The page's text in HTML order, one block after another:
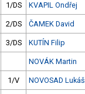
1/DS KVAPIL Ondřej
2/DS ČAMEK David
3/DS KUTÍN Filip
NOVÁK Martin
1/V NOVOSAD Lukáš